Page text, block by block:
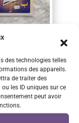
des technologies telles
des appareils.
de traiter des
les ID uniques sur ce
peut avoir
4,00€
le produit